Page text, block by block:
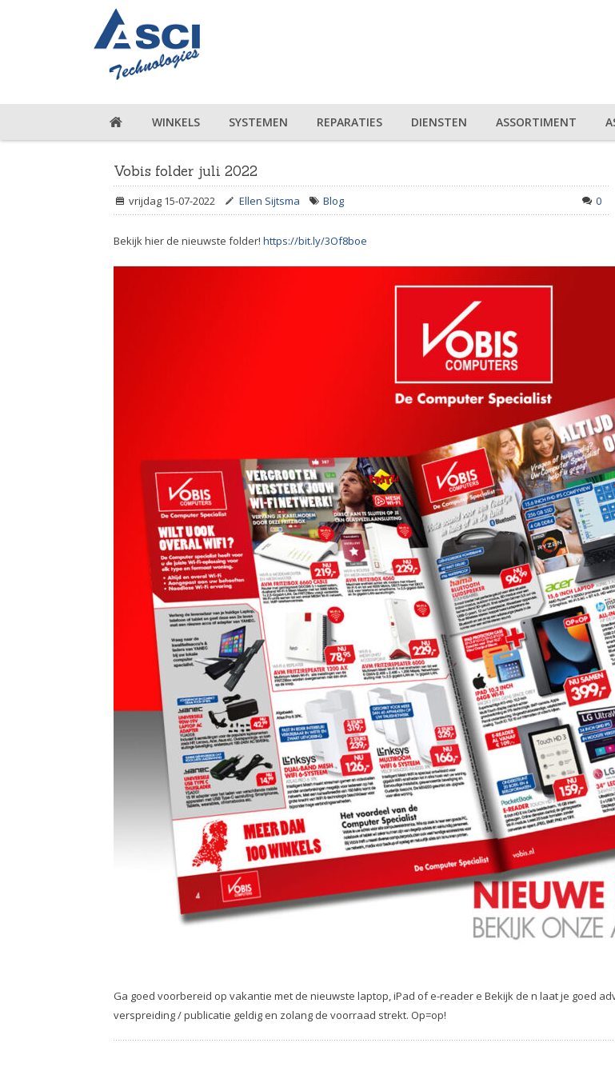
WINKELS SYSTEMEN REPARATIES DIENSTEN ASSORTIMENT
Vobis folder juli 2022
0
vrijdag 15-07-2022 Ellen Sijtsma Blog
Bekijk hier de nieuwste folder! https://bit.ly/3Of8boe
Ga goed voorbereid op vakantie met de nieuwste laptop, iPad of e-reader e Bekijk de n laat je goed
verspreiding / publicatie geldig en zolang de voorraad strekt. Op=op!